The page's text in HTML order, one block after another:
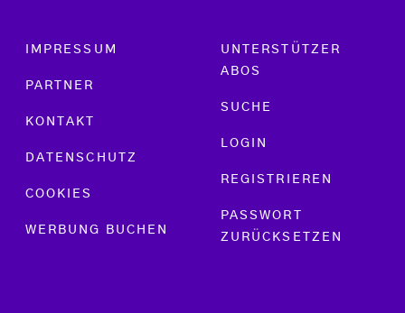
Footer menu
IMPRESSUM
PARTNER
KONTAKT
DATENSCHUTZ
COOKIES
WERBUNG BUCHEN
UNTERSTÜTZER
ABOS
SUCHE
LOGIN
REGISTRIEREN
PASSWORT
ZURÜCKSETZEN